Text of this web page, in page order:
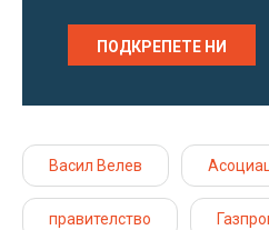
ПОДКРЕПЕТЕ НИ
Васил Велев
правителство